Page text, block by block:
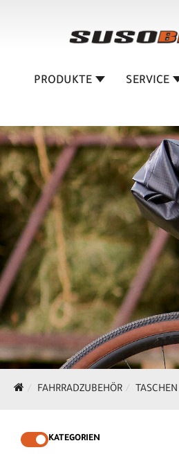
PRODUKTE SERVICE
FAHRRADZUBEHÖR TASCHEN
KATEGORIEN